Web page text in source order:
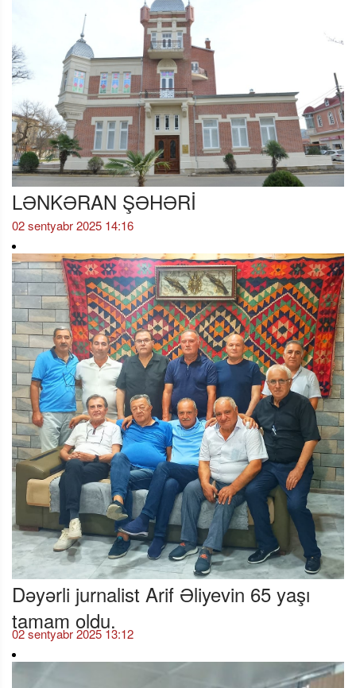
LƏNKƏRAN ŞƏHƏRİ
02 sentyabr 2025 14:16
Dəyərli jurnalist Arif Əliyevin 65 yaşı
tamam oldu.
02 sentyabr 2025 13:12